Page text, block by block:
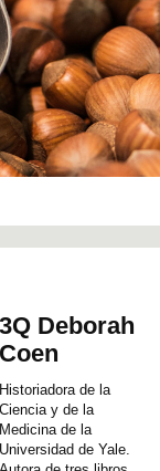
3Q Deborah
Coen
Historiadora de la
Ciencia y de la
Medicina de la
Universidad de Yale.